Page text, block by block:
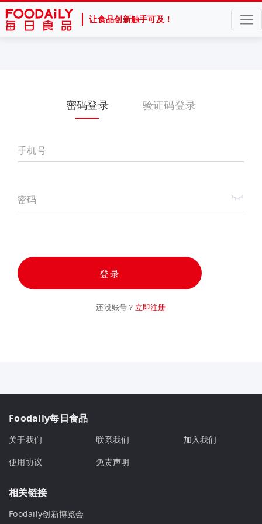
让食品创新触手可及！
密码登录 验证码登录
手机号
密码
登录
还没账号？ 立即注册
Foodaily每日食品
关于我们 联系我们
加入我们
使用协议
免责声明
相关链接
Foodaily创新博览会